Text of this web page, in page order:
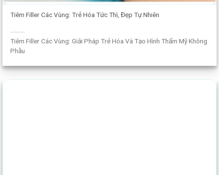
Tiêm Filler Các Vùng: Trẻ Hóa Tức Thì, Đẹp Tự Nhiên
Tiêm Filler Các Vùng: Giải Pháp Trẻ Hóa Và Tạo Hình Thẩm Mỹ Không
Phẫu